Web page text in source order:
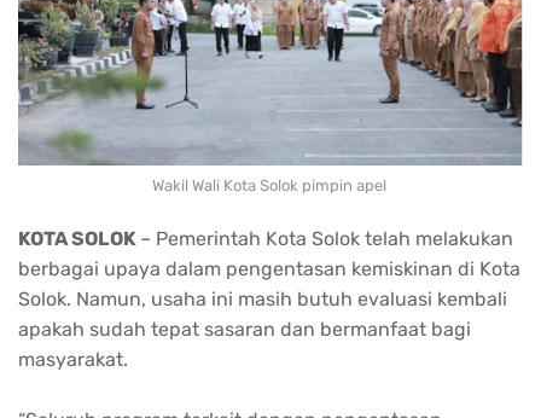
Wakil Wali Kota Solok pimpin apel
KOTA SOLOK – Pemerintah Kota Solok telah melakukan
berbagai upaya dalam pengentasan kemiskinan di Kota
Solok. Namun, usaha ini masih butuh evaluasi kembali
apakah sudah tepat sasaran dan bermanfaat bagi
masyarakat.